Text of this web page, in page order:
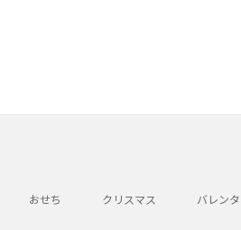
おせち クリスマス バレン